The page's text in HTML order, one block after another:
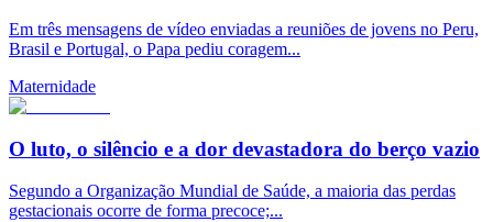
Em três mensagens de vídeo enviadas a reuniões de jovens no Peru,
Brasil e Portugal, o Papa pediu coragem...
Maternidade
O luto, o silêncio e a dor devastadora do berço vazio
Segundo a Organização Mundial de Saúde, a maioria das perdas
gestacionais ocorre de forma precoce;...